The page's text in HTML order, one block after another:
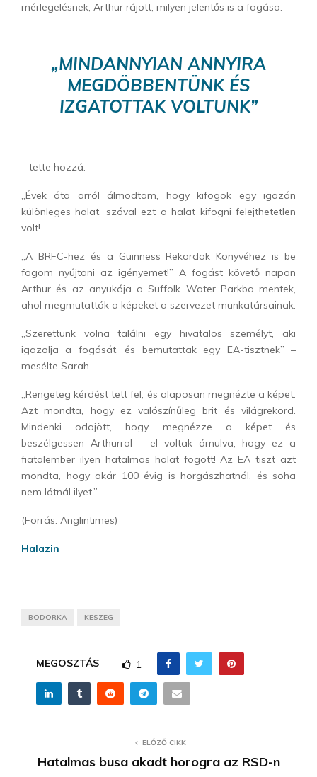
mérlegelésnek, Arthur rájött, milyen jelentős is a fogása.
„MINDANNYIAN ANNYIRA
MEGDÖBBENTÜNK ÉS
IZGATOTTAK VOLTUNK”
– tette hozzá.
„Évek óta arról álmodtam, hogy kifogok egy igazán
különleges halat, szóval ezt a halat kifogni felejthetetlen
volt!
„A BRFC-hez és a Guinness Rekordok Könyvéhez is be
fogom nyújtani az igényemet!” A fogást követő napon
Arthur és az anyukája a Suffolk Water Parkba mentek,
ahol megmutatták a képeket a szervezet munkatársainak.
„Szerettünk volna találni egy hivatalos személyt, aki
igazolja a fogását, és bemutattak egy EA-tisztnek” –
mesélte Sarah.
„Rengeteg kérdést tett fel, és alaposan megnézte a képet.
Azt mondta, hogy ez valószínűleg brit és világrekord.
Mindenki odajött, hogy megnézze a képet és
beszélgessen Arthurral – el voltak ámulva, hogy ez a
fiatalember ilyen hatalmas halat fogott! Az EA tiszt azt
mondta, hogy akár 100 évig is horgászhatnál, és soha
nem látnál ilyet.”
(Forrás: Anglintimes)
Halazin
BODORKA KESZEG
MEGOSZTÁS 1
ELŐZŐ CIKK
Hatalmas busa akadt horogra az RSD-n